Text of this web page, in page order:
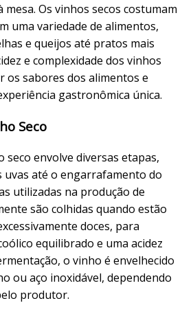
Os vinhos secos costumam
uma variedade de alimentos,
e queijos até pratos mais
e complexidade dos vinhos
os sabores dos alimentos e
gastronômica única.
Seco
seco envolve diversas etapas,
uvas até o engarrafamento do
utilizadas na produção de
são colhidas quando estão
doces, para
equilibrado e uma acidez
o vinho é envelhecido
ou aço inoxidável, dependendo
produtor.